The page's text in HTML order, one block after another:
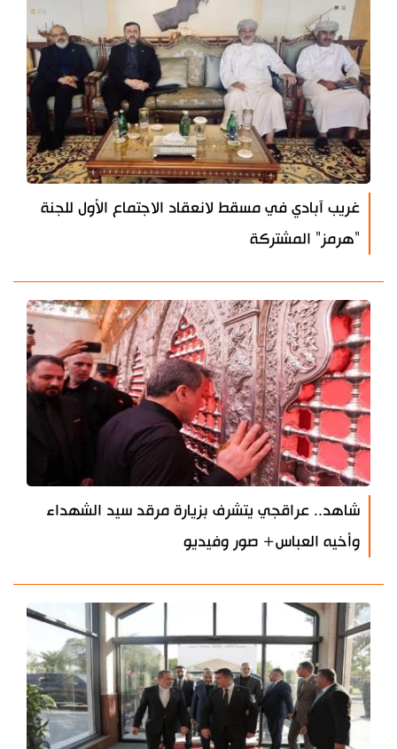
غريب آبادي في مسقط لانعقاد الاجتماع الأول للجنة
"هرمز" المشتركة
شاهد.. عراقجي يتشرف بزيارة مرقد سيد الشهداء
وأخيه العباس+ صور وفيديو